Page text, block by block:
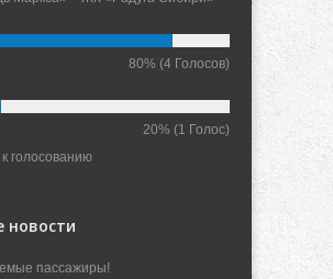
80% (4 Голосов)
20% (1 Голос)
голосованию
новости
пассажиры!